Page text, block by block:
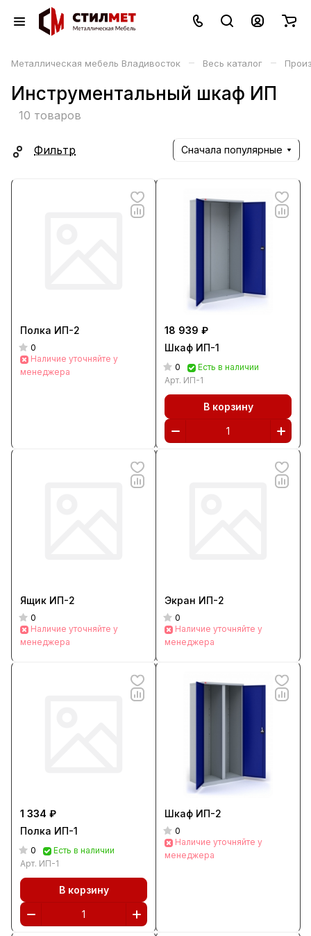
Металлическая мебель Владивосток – Весь каталог –
Инструментальный шкаф ИП
10 товаров
Фильтр Сначала популярные
Полка ИП-2
0
Наличие уточняйте у
менеджера
18 939 ₽
Шкаф ИП-1
0
Есть в наличии
Арт. ИП-1
В корзину
Ящик ИП-2
0
Наличие уточняйте у
менеджера
Экран ИП-2
0
Наличие уточняйте у
менеджера
1 334 ₽
Полка ИП-1
0
Есть в наличии
Арт. ИП-1
В корзину
Шкаф ИП-2
0
Наличие уточняйте у
менеджера